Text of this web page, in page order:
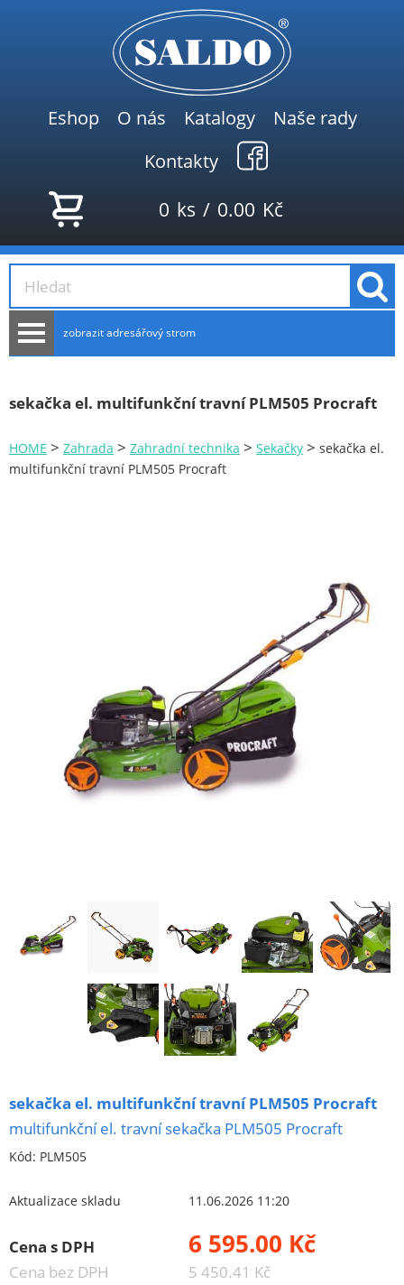
Eshop O nás Katalogy
Naše rady
Kontakty
0 ks / 0.00 Kč
zobrazit adresářový strom
NOVINKY
Zahradní technika
Vysokotlaké čističe
Aku kolečka
Zahradní ruční nářadí
Konve zalévací
Žebříky a schůdky
Stavební míchačky
Kemping
NÁBYTEK - spojovací materiál a příslušenství
Úložné boxy na nářadí
Ochranné pomůcky
Keramické brusivo
Flex. kotouče
Leštění
sekačka el. multifunkční travní PLM505 Procraft
HOME > Zahrada > Zahradní technika > Sekačky > sekačka el.
multifunkční travní PLM505 Procraft
sekačka el. multifunkční travní PLM505 Procraft
multifunkční el. travní sekačka PLM505 Procraft
Kód: PLM505
Aktualizace skladu 11.06.2026 11:20
Cena s DPH 6 595.00 Kč
Cena bez DPH 5 450.41 Kč